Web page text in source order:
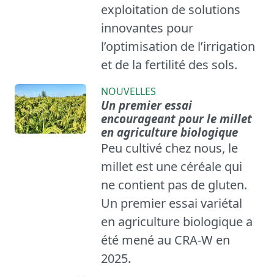
exploitation de solutions
innovantes pour
l’optimisation de l’irrigation
et de la fertilité des sols.
NOUVELLES
Un premier essai
encourageant pour le millet
en agriculture biologique
Peu cultivé chez nous, le
millet est une céréale qui
ne contient pas de gluten.
Un premier essai variétal
en agriculture biologique a
été mené au CRA-W en
2025.